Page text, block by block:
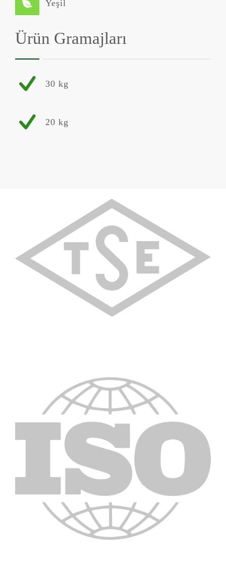
Yeşil
Ürün Gramajları
30 kg
20 kg